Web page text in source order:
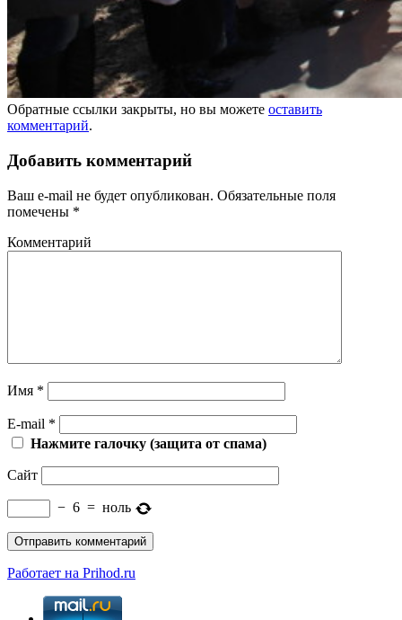
Обратные ссылки закрыты, но вы можете оставить
комментарий.
Добавить комментарий
Ваш e-mail не будет опубликован. Обязательные поля
помечены *
Комментарий
Имя *
E-mail *
Нажмите галочку (защита от спама)
Сайт
− 6 = ноль
Работает на Prihod.ru